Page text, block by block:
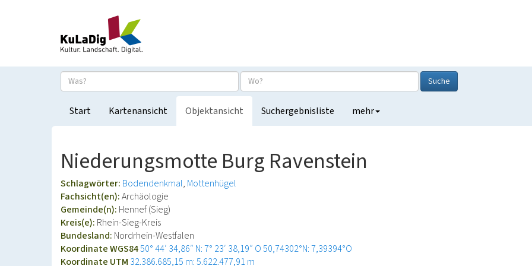
Suche
Start Kartenansicht Objektansicht Suchergebnisliste mehr
Niederungsmotte Burg Ravenstein
Schlagwörter: Bodendenkmal Mottenhügel
Fachsicht(en):Archäologie
Gemeinde(n): Hennef (Sieg)
Kreis(e): Rhein-Sieg-Kreis
Bundesland: Nordrhein-Westfalen
Koordinate WGS8450° 44′ 34,86″ N: 7° 23′ 38,19″ O50,74302°N: 7,39394°O
Koordinate UTM 32.386.685,15 m: 5.622.477,91 m